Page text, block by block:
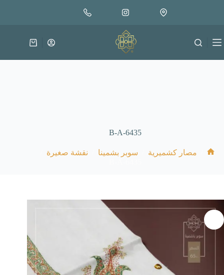
متوفر في المخزون
إضافة إلى السلة
عربة
B-A-6435
مصار كشميرية سوبر بشمينا نقشة صغيرة